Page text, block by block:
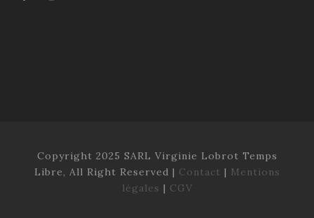
Copyright 2025 SARL Virginie Lobrot Temps
Libre, All Right Reserved | Contact | Mentions
légales | CGV